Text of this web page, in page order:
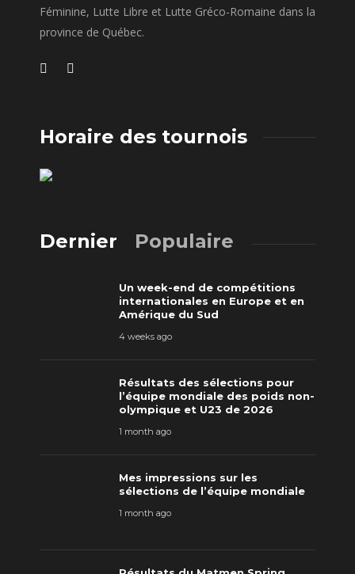
Féminine, Lutte Libre et Lutte Gréco-Romaine dans la
province de Québec.
Horaire des tournois
Dernier Populaire
Un week-end de compétitions
internationales en Europe et en
Amérique du Sud
4 weeks ago
Résultats des sélections pour
l’équipe mondiale des poids non-
olympique et U23 de 2026
1 month ago
Mes impressions sur les
sélections de l’équipe mondiale
1 month ago